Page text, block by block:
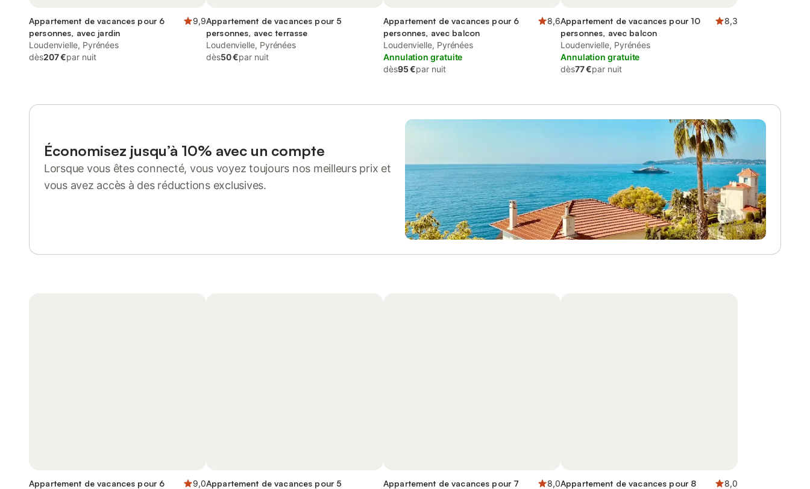
Appartement de vacances pour 6
personnes, avec jardin
9,9
Loudenvielle, Pyrénées
dès207 €par nuit
Appartement de vacances pour 5
personnes, avec terrasse
Loudenvielle, Pyrénées
dès50 €par nuit
Appartement de vacances pour 6
personnes, avec balcon
8,6
Loudenvielle, Pyrénées
Annulation gratuite
dès95 €par nuit
Appartement de vacances pour 10
personnes, avec balcon
8,3
Loudenvielle, Pyrénées
Annulation gratuite
dès77 €par nuit
Économisez jusqu’à 10% avec un compte
Lorsque vous êtes connecté, vous voyez toujours nos meilleurs prix et
vous avez accès à des réductions exclusives.
Appartement de vacances pour 6
9,0Appartement de vacances pour 5
Appartement de vacances pour 7
8,0Appartement de vacances pour 8
8,0